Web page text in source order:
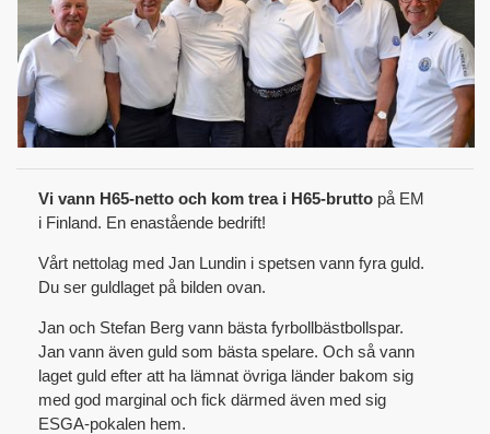
Vi vann H65-netto och kom trea i H65-brutto på EM
i Finland. En enastående bedrift!
Vårt nettolag med Jan Lundin i spetsen vann fyra guld.
Du ser guldlaget på bilden ovan.
Jan och Stefan Berg vann bästa fyrbollbästbollspar.
Jan vann även guld som bästa spelare. Och så vann
laget guld efter att ha lämnat övriga länder bakom sig
med god marginal och fick därmed även med sig
ESGA-pokalen hem.